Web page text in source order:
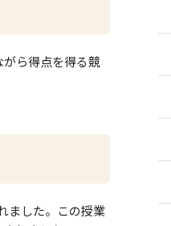
ら得点を得る競
ました。この授業